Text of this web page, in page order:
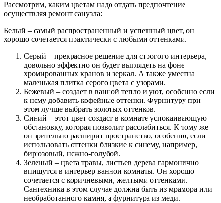
Рассмотрим, каким цветам надо отдать предпочтение
осуществляя ремонт санузла:
Белый – самый распространенный и успешный цвет, он
хорошо сочетается практически с любыми оттенками.
Серый – прекрасное решение для строгого интерьера,
довольно эффектно он будет выглядеть на фоне
хромированных кранов и зеркал. А также уместна
маленькая плитка серого цвета с узорами.
Бежевый – создает в ванной тепло и уют, особенно если
к нему добавить кофейные оттенки. Фурнитуру при
этом лучше выбрать золотых оттенков.
Синий – этот цвет создаст в комнате успокаивающую
обстановку, которая позволит расслабиться. К тому же
он зрительно расширит пространство, особенно, если
использовать оттенки близкие к синему, например,
бирюзовый, нежно-голубой.
Зеленый – цвета травы, листьев дерева гармонично
впишутся в интерьер ванной комнаты. Он хорошо
сочетается с коричневыми, желтыми оттенками.
Сантехника в этом случае должна быть из мрамора или
необработанного камня, а фурнитура из меди.